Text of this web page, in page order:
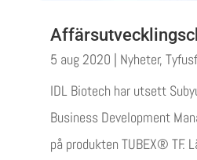
5 aug 2020 | Nyheter,
IDL Biotech har utsett
Business Development
på produkten TUBEX® TF.